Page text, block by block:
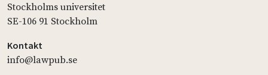
Stockholms universitet
SE-106 91 Stockholm
Kontakt
info@lawpub.se